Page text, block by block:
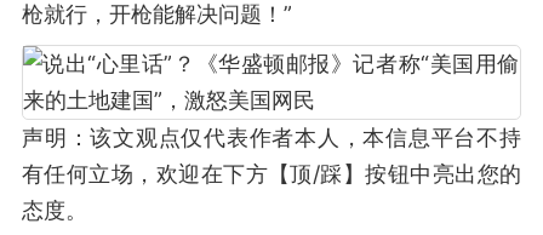
枪就行，开枪能解决问题！”
声明：该文观点仅代表作者本人，本信息平台不持
有任何立场，欢迎在下方【顶/踩】按钮中亮出您的
态度。